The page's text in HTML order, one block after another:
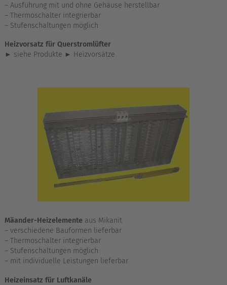
– Ausführung mit und ohne Gehäuse herstellbar
– Thermoschalter integrierbar
– Stufenschaltungen möglich
Heizvorsatz für Querstromlüfter
► siehe Produkte ► Heizvorsätze
Mäander-Heizelementeaus Mikanit
– verschiedene Bauformen lieferbar
– Thermoschalter integrierbar
– Stufenschaltungen möglich
– mit individuelle Leistungen lieferbar
Heizeinsatz für Luftkanäle